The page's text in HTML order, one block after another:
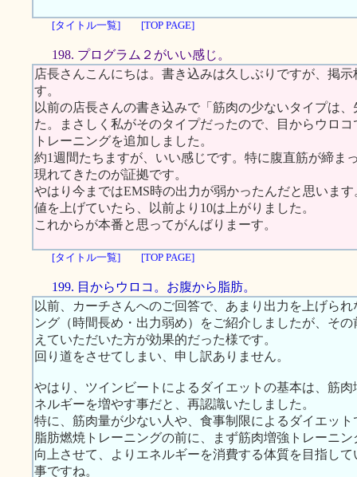
[タイトル一覧] [TOP PAGE]
198. プログラム２がいい感じ。
店長さんこんにちは。書き込みは久しぶりですが、掲
す。
以前の店長さんの書き込みで「筋肉の少ないタイプは
た。まさしく私がそのタイプだったので、目からウロ
トレーニングを追加しました。
約1週間たちますが、いい感じです。特に腹直筋が締ま
現れてきたのが証拠です。
やはり今まではEMS時の出力が弱かったんだと思いま
値を上げていたら、以前より10は上がりました。
これからが本番と思ってがんばりまーす。
[タイトル一覧] [TOP PAGE]
199. 目からウロコ。お腹から脂肪。
以前、カーチさんへのご回答で、あまり出力を上げら
ング（時間長め・出力弱め）をご紹介しましたが、そ
えていただいた方が効果的だった様です。
回り道をさせてしまい、申し訳ありません。
やはり、ツインビートによるダイエットの基本は、筋
ネルギーを増やす事だと、再認識いたしました。
特に、筋肉量が少ない人や、食事制限によるダイエッ
脂肪燃焼トレーニングの前に、まず筋肉増強トレーニ
向上させて、よりエネルギーを消費する体質を目指し
事ですね。